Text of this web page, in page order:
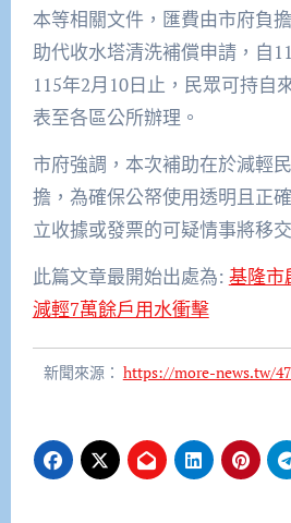
本等相關文件，匯費由市府負
助代收水塔清洗補償申請，自
115年2月10日止，民眾可持自
表至各區公所辦理。
市府強調，本次補助在於減輕
擔，為確保公帑使用透明且正
立收據或發票的可疑情事將移
此篇文章最開始出處為: 基隆
減輕7萬餘戶用水衝擊
新聞來源： https://more-news.tw/